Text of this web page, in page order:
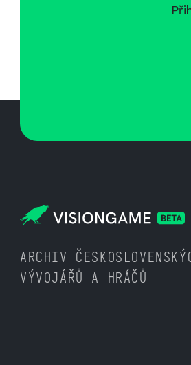
ARCHIV
VÝVOJÁŘŮ A HRÁČŮ